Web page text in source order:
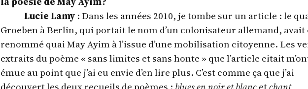
Lucie Lamy : Dans les années 2010, je tombe sur un article : le
Groeben à Berlin, qui portait le nom d’un colonisateur allemand, avait
renommé quai May Ayim à l’issue d’une mobilisation citoyenne. Les
extraits du poème « sans limites et sans honte » que l’article citait
émue au point que j’ai eu envie d’en lire plus. C’est comme ça que j’ai
découvert les deux recueils de poèmes : blues en noir et blancetchant